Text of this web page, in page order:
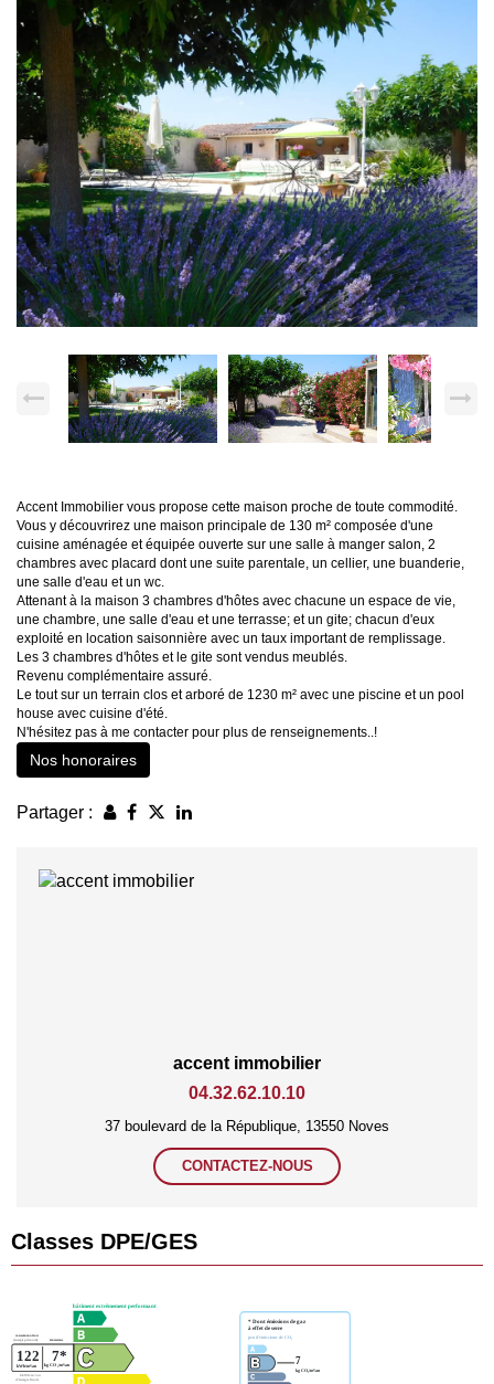
Accent Immobilier vous propose cette maison proche de toute commodité.
Vous y découvrirez une maison principale de 130 m² composée d'une
cuisine aménagée et équipée ouverte sur une salle à manger salon, 2
chambres avec placard dont une suite parentale, un cellier, une buanderie,
une salle d'eau et un wc.
Attenant à la maison 3 chambres d'hôtes avec chacune un espace de vie,
une chambre, une salle d'eau et une terrasse; et un gite; chacun d'eux
exploité en location saisonnière avec un taux important de remplissage.
Les 3 chambres d'hôtes et le gite sont vendus meublés.
Revenu complémentaire assuré.
Le tout sur un terrain clos et arboré de 1230 m² avec une piscine et un pool
house avec cuisine d'été.
N'hésitez pas à me contacter pour plus de renseignements..!
Nos honoraires
Partager :
accent immobilier
04.32.62.10.10
37 boulevard de la République, 13550 Noves
CONTACTEZ-NOUS
Classes DPE/GES